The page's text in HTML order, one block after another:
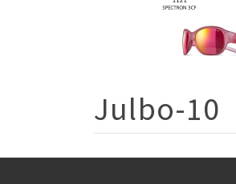
Julbo-10